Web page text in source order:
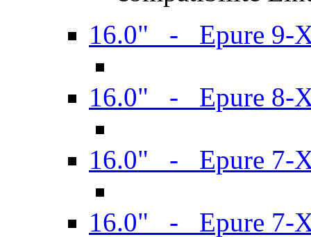
16.0" - Epure 9-
16.0" - Epure 8-
16.0" - Epure 7-
16.0" - Epure 7-